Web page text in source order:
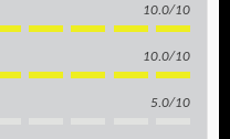
10.0/10
10.0/10
5.0/10